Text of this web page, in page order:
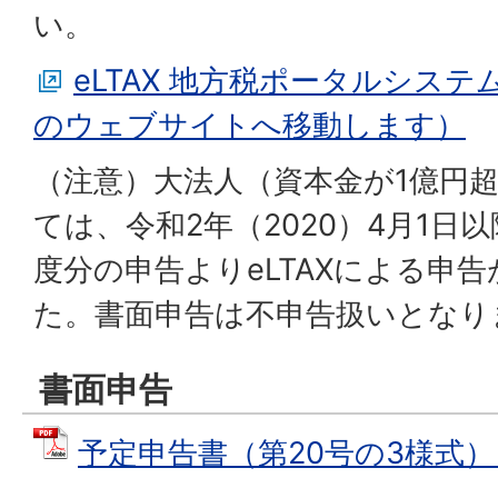
い。
eLTAX 地方税ポータルシステ
のウェブサイトへ移動します）
（注意）大法人（資本金が1億円
ては、令和2年（2020）4月1日
度分の申告よりeLTAXによる申
た。書面申告は不申告扱いとな
書面申告
予定申告書（第20号の3様式